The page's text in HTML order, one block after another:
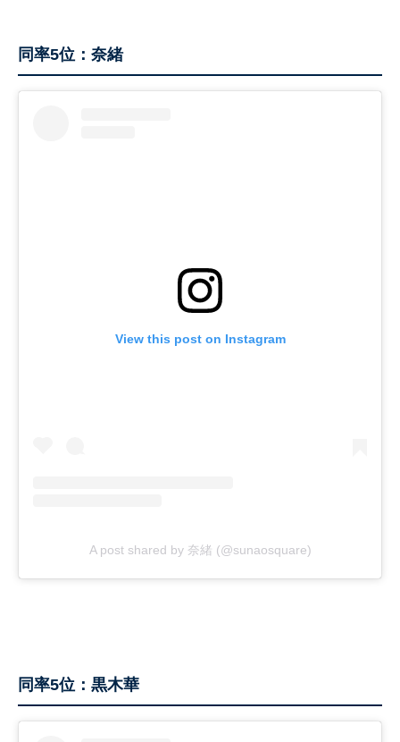
同率5位：奈緒
View this post on Instagram
A post shared by 奈緒 (@sunaosquare)
同率5位：黒木華